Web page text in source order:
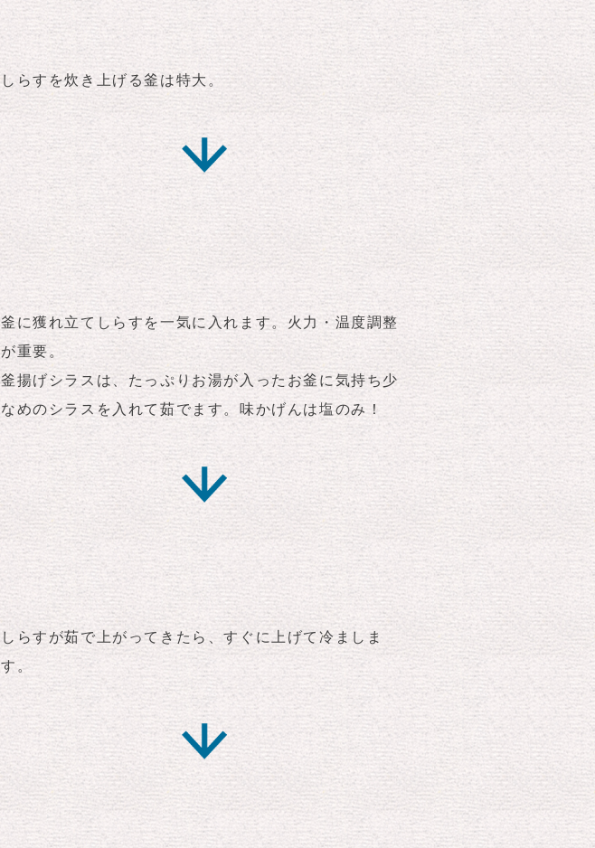
しらすを炊き上げる釜は特大。
釜に獲れ立てしらすを一気に入れます。火力・温度調整
が重要。
釜揚げシラスは、たっぷりお湯が入ったお釜に気持ち少
なめのシラスを入れて茹でます。味かげんは塩のみ！
しらすが茹で上がってきたら、すぐに上げて冷ましま
す。